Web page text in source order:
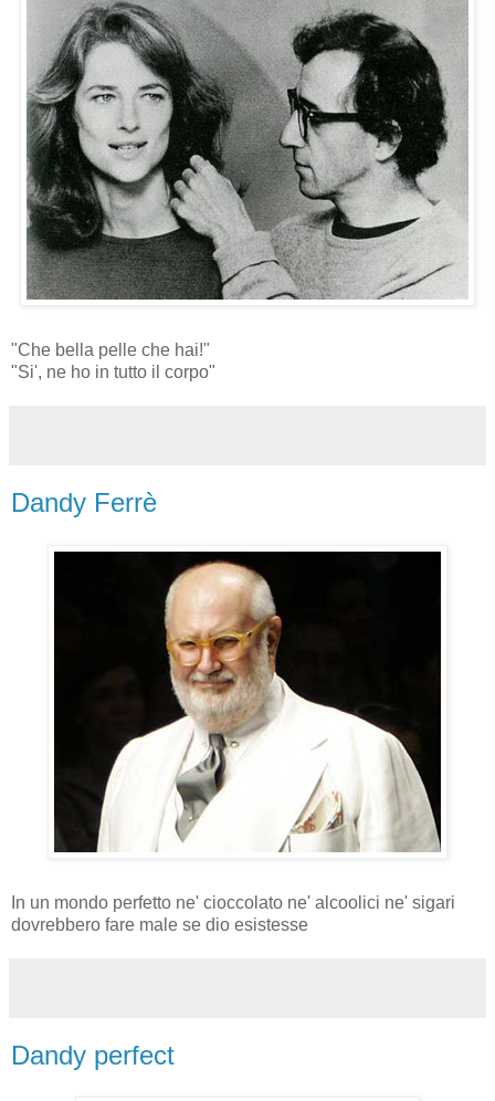
"Che bella pelle che hai!"
"Si', ne ho in tutto il corpo"
Dandy Ferrè
In un mondo perfetto ne' cioccolato ne' alcoolici ne' sigari
dovrebbero fare male se dio esistesse
Dandy perfect